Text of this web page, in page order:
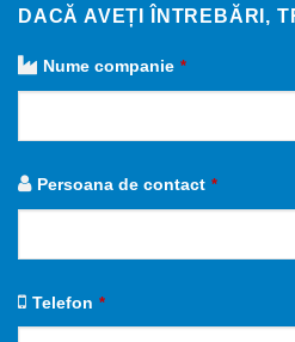
DACĂ AVEȚI ÎNTREBĂRI,
Nume companie *
Persoana de contact *
Telefon *